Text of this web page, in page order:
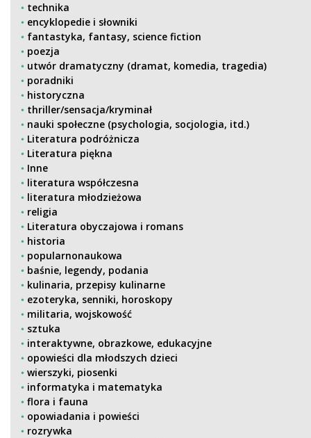
technika
encyklopedie i słowniki
fantastyka, fantasy, science fiction
poezja
utwór dramatyczny (dramat, komedia, tragedia)
poradniki
historyczna
thriller/sensacja/kryminał
nauki społeczne (psychologia, socjologia, itd.)
Literatura podróżnicza
Literatura piękna
Inne
literatura współczesna
literatura młodzieżowa
religia
Literatura obyczajowa i romans
historia
popularnonaukowa
baśnie, legendy, podania
kulinaria, przepisy kulinarne
ezoteryka, senniki, horoskopy
militaria, wojskowość
sztuka
interaktywne, obrazkowe, edukacyjne
opowieści dla młodszych dzieci
wierszyki, piosenki
informatyka i matematyka
flora i fauna
opowiadania i powieści
rozrywka